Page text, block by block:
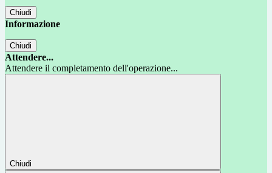
Chiudi
Informazione
Chiudi
Attendere...
Attendere il completamento dell'operazione...
Chiudi